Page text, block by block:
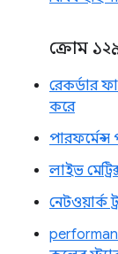
ক্রোম
রেকর্ডার
করে
পারফর্মেন্স
লাইভ
নেটওয়ার্ক